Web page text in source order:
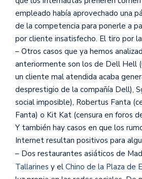
empleado había aprovechado una
de la competencia para ponerle a
por cliente insatisfecho. El tiro por
– Otros casos que ya hemos
anteriormente son los de Dell Hell
un cliente mal atendida acaba
desprestigio de la compañía Dell),
social imposible), Robertus Fanta
Fanta) o Kit Kat (censura en foros
Y también hay casos en que los
Internet resultan positivos para
– Dos restaurantes asiáticos de
Tallarines y el Chino de la Plaza de